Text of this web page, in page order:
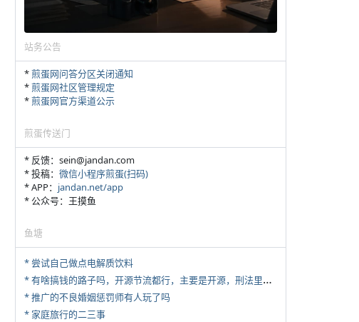
站务公告
*煎蛋网问答分区关闭通知
*煎蛋网社区管理规定
*煎蛋网官方渠道公示
煎蛋传送门
* 反馈：sein@jandan.com
* 投稿： 微信小程序煎蛋(扫码)
* APP： jandan.net/app
* 公众号：王摸鱼
鱼塘
* 尝试自己做点电解质饮料
*
有啥搞钱的路子吗，开源节流都行，主要是开源，刑法里的咱不做
* 推广的不良婚姻惩罚师有人玩了吗
* 家庭旅行的二三事